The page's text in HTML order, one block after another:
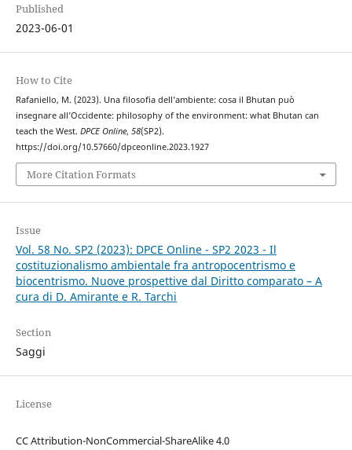
Published
2023-06-01
How to Cite
Rafaniello, M. (2023). Una filosofia dell’ambiente: cosa il Bhutan può
insegnare all’Occidente: philosophy of the environment: what Bhutan can
teach the West. DPCE Online, 58(SP2).
https://doi.org/10.57660/dpceonline.2023.1927
More Citation Formats
Issue
Vol. 58 No. SP2 (2023): DPCE Online - SP2 2023 - Il
costituzionalismo ambientale fra antropocentrismo e
biocentrismo. Nuove prospettive dal Diritto comparato – A
cura di D. Amirante e R. Tarchi
Section
Saggi
License
CC Attribution-NonCommercial-ShareAlike 4.0